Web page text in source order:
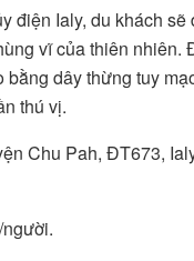
điện Ialy, du khách sẽ
vĩ của thiên nhiên.
bằng dây thừng tuy
thú vị.
Chu Pah, ĐT673,